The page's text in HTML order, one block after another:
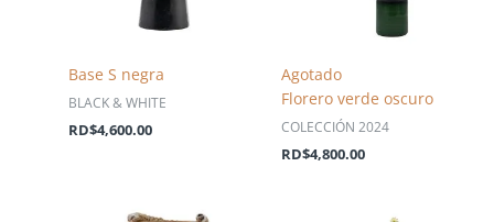
Base S negra
BLACK & WHITE
RD$4,600.00
Agotado
Florero verde oscuro
COLECCIÓN 2024
RD$4,800.00